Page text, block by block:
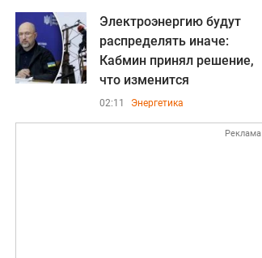
Электроэнергию будут
распределять иначе:
Кабмин принял решение,
что изменится
02:11 Энергетика
Реклама